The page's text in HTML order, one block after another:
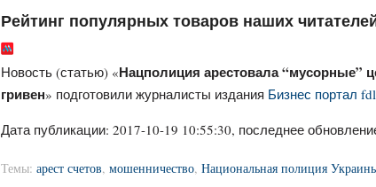
Рейтинг популярных товаров наших
Новость (статью) «Нацполиция арестовала “мусорные”
гривен» подготовили журналисты издания Бизнес портал
Дата публикации: 2017-10-19 10:55:30, последнее
Темы: арест счетов, мошенничество, Национальная полиция